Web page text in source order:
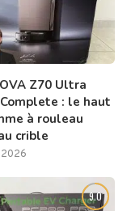
Z70 Ultra
: le haut
à rouleau
crible
9.0